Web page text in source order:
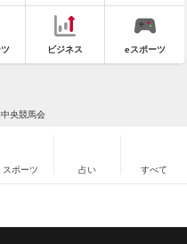
ビジネス eスポーツ
央競馬会
スポーツ 占い すべて